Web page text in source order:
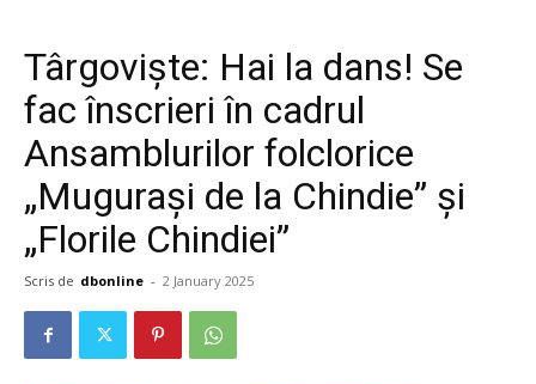
Târgoviște: Hai la dans! Se
fac înscrieri în cadrul
Ansamblurilor folclorice
„Mugurași de la Chindie” și
„Florile Chindiei”
Scris de dbonline - 2 January 2025